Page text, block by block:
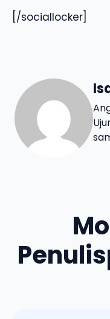
[/sociallocker]